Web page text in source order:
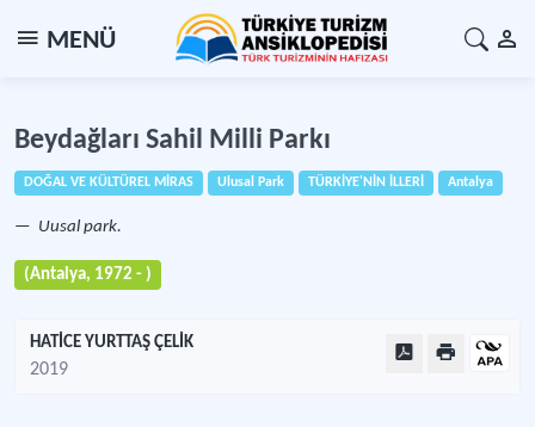
MENÜ
Beydağları Sahil Milli Parkı
DOĞAL VE KÜLTÜREL MİRAS Ulusal Park TÜRKİYE'NİN İLLERİ Antalya
Uusal park.
(Antalya, 1972 - )
HATİCE YURTTAŞ ÇELİK
2019